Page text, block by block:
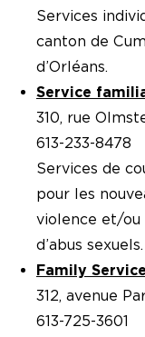
Services
canton de
d’Orléans.
Service
310, rue
613-233-8478
Services de
pour les
violence et/ou
d’abus sexuels.
Family
312, avenue
613-725-3601